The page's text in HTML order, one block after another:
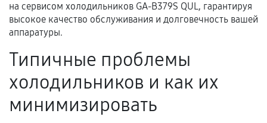
Документы для подтверждения
гарантии
Акт выполненных работ с датой, перечнем
услуг и сроком гарантии.
Документы на установленные комплектующие
на сервисом холодильников GA-B379S QUL, гарантируя
высокое качество обслуживания и долговечность вашей
аппаратуры.
Типичные проблемы
холодильников и как их
минимизировать